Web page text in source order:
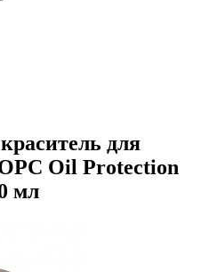
для
Oil Protection
мл